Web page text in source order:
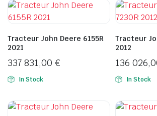
était :
381
est :
371
Tracteur John Deere 6155R
2021
337 831,00 €
In Stock
Tracteur
2012
136
In Stock